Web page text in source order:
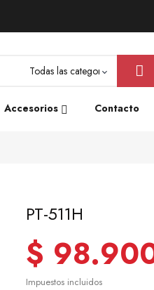
Accesorios Contacto
PT-511H
$
Impuestos incluidos